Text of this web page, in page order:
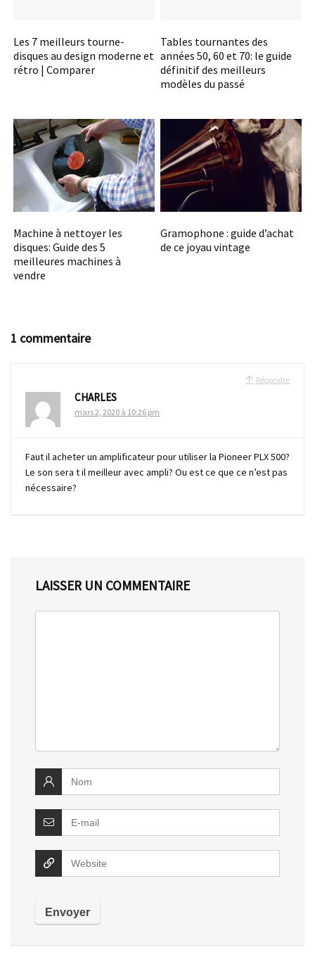
Les 7 meilleurs tourne-
disques au design moderne et
rétro | Comparer
Tables tournantes des
années 50, 60 et 70: le guide
définitif des meilleurs
modèles du passé
Machine à nettoyer les
disques: Guide des 5
meilleures machines à
vendre
Gramophone : guide d’achat
de ce joyau vintage
1 commentaire
Répondre
CHARLES
mars 2, 2020 à 10:26 pm
Faut il acheter un amplificateur pour utiliser la Pioneer PLX 500?
Le son sera t il meilleur avec ampli? Ou est ce que ce n’est pas
nécessaire?
LAISSER UN COMMENTAIRE